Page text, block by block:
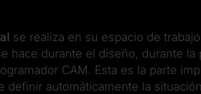
se realiza en su espacio de
hace durante el diseño, durante la
CAM. Esta es la parte
definir automáticamente la